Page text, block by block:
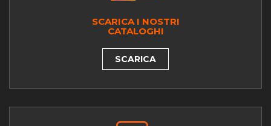
SCARICA I NOSTRI
CATALOGHI
SCARICA